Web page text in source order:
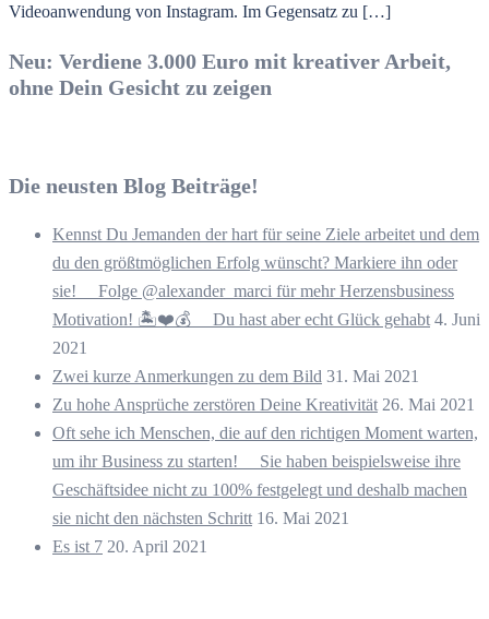
Videoanwendung von Instagram. Im Gegensatz zu […]
Neu: Verdiene 3.000 Euro mit kreativer Arbeit,
ohne Dein Gesicht zu zeigen
Die neusten Blog Beiträge!
Kennst Du Jemanden der hart für seine Ziele arbeitet und dem
du den größtmöglichen Erfolg wünscht? Markiere ihn oder
sie! ⠀ Folge @alexander_marci für mehr Herzensbusiness
Motivation! 🏝️❤️💰 ⠀ Du hast aber echt Glück gehabt 4. Juni
2021
Zwei kurze Anmerkungen zu dem Bild 31. Mai 2021
Zu hohe Ansprüche zerstören Deine Kreativität 26. Mai 2021
Oft sehe ich Menschen, die auf den richtigen Moment warten,
um ihr Business zu starten! ⠀ Sie haben beispielsweise ihre
Geschäftsidee nicht zu 100% festgelegt und deshalb machen
sie nicht den nächsten Schritt 16. Mai 2021
Es ist 7 20. April 2021